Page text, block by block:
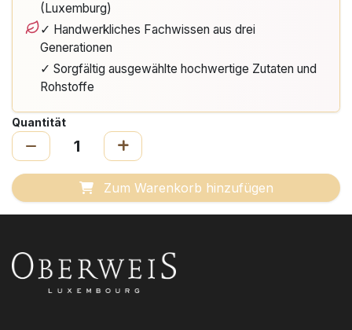
(Luxemburg)
✓ Handwerkliches Fachwissen aus drei
Generationen
✓ Sorgfältig ausgewählte hochwertige Zutaten und
Rohstoffe
Quantität
Zum Warenkorb hinzufügen